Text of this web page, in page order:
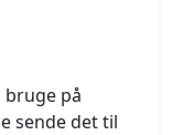
bruge på
sende det til